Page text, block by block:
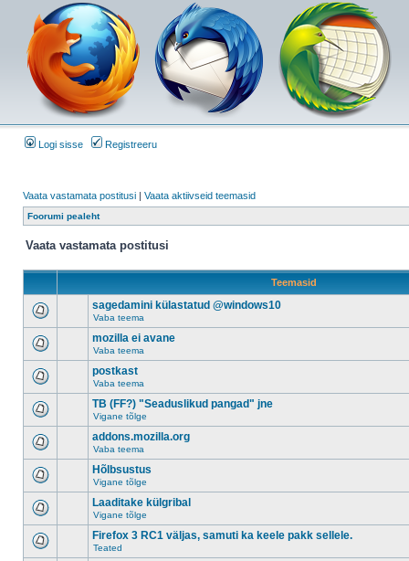
Logi sisse Registreeru
Vaata vastamata postitusi | Vaata aktiivseid teemasid
Foorumi pealeht
Vaata vastamata postitusi
Teemasid
sagedamini külastatud @windows10
Vaba teema
mozilla ei avane
Vaba teema
postkast
Vaba teema
TB (FF?) "Seaduslikud pangad" jne
Vigane tõlge
addons.mozilla.org
Vaba teema
Hõlbsustus
Vigane tõlge
Laaditake külgribal
Vigane tõlge
Firefox 3 RC1 väljas, samuti ka keele pakk sellele.
Teated